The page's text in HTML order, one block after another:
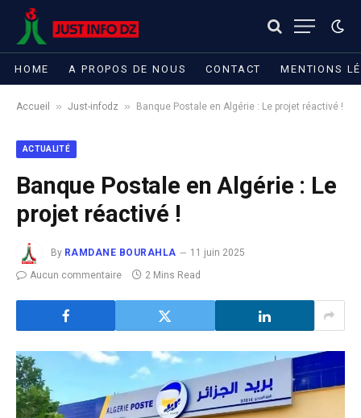
HOME A PROPOS DE NOUS CONTACT MENTIONS
Accueil » Just-infodz » Banque Postale en Algérie : Le projet réactivé !
ACTUALITÉ
Banque Postale en Algérie : Le
projet réactivé !
By RAMDANE BOURAHLA
11 juin 2025
Aucun commentaire
2 Mins Read